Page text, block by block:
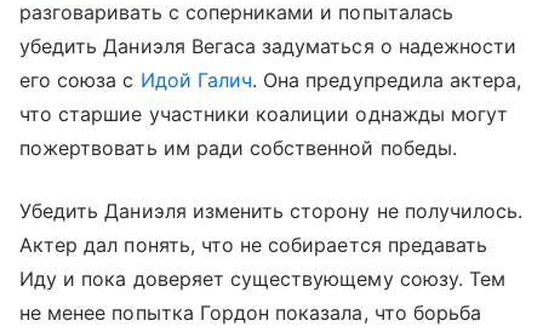
разговаривать с соперниками и попыталась
убедить Даниэля Вегаса задуматься о надежности
его союза с Идой Галич. Она предупредила актера,
что старшие участники коалиции однажды могут
пожертвовать им ради собственной победы.
Убедить Даниэля изменить сторону не получилось.
Актер дал понять, что не собирается предавать
Иду и пока доверяет существующему союзу. Тем
не менее попытка Гордон показала, что борьба